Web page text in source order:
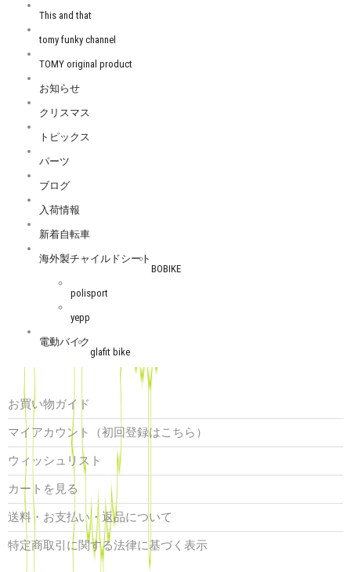
This and that
tomy funky channel
TOMY original product
お知らせ
クリスマス
トピックス
パーツ
ブログ
入荷情報
新着自転車
海外製チャイルドシート
BOBIKE
polisport
yepp
電動バイク
glafit bike
お買い物ガイド
マイアカウント（初回登録はこちら）
ウィッシュリスト
カートを見る
送料・お支払い・返品について
特定商取引に関する法律に基づく表示